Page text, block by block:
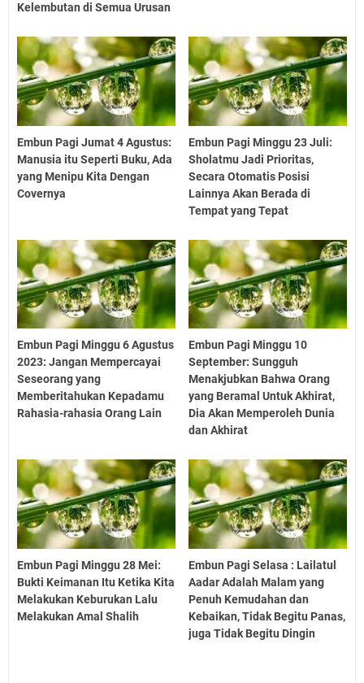
Kelembutan di Semua Urusan
Embun Pagi Jumat 4 Agustus:
Manusia itu Seperti Buku, Ada
yang Menipu Kita Dengan
Covernya
Embun Pagi Minggu 23 Juli:
Sholatmu Jadi Prioritas,
Secara Otomatis Posisi
Lainnya Akan Berada di
Tempat yang Tepat
Embun Pagi Minggu 6 Agustus
2023: Jangan Mempercayai
Seseorang yang
Memberitahukan Kepadamu
Rahasia-rahasia Orang Lain
Embun Pagi Minggu 10
September: Sungguh
Menakjubkan Bahwa Orang
yang Beramal Untuk Akhirat,
Dia Akan Memperoleh Dunia
dan Akhirat
Embun Pagi Minggu 28 Mei:
Bukti Keimanan Itu Ketika Kita
Melakukan Keburukan Lalu
Melakukan Amal Shalih
Embun Pagi Selasa : Lailatul
Aadar Adalah Malam yang
Penuh Kemudahan dan
Kebaikan, Tidak Begitu Panas,
juga Tidak Begitu Dingin